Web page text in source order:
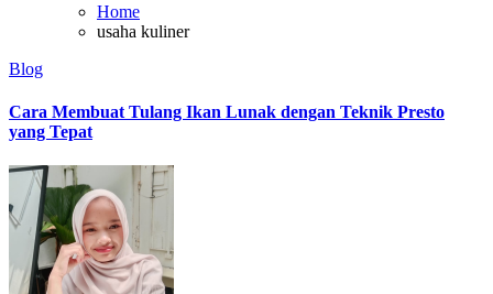
Home
usaha kuliner
Blog
Cara Membuat Tulang Ikan Lunak dengan Teknik Presto
yang Tepat